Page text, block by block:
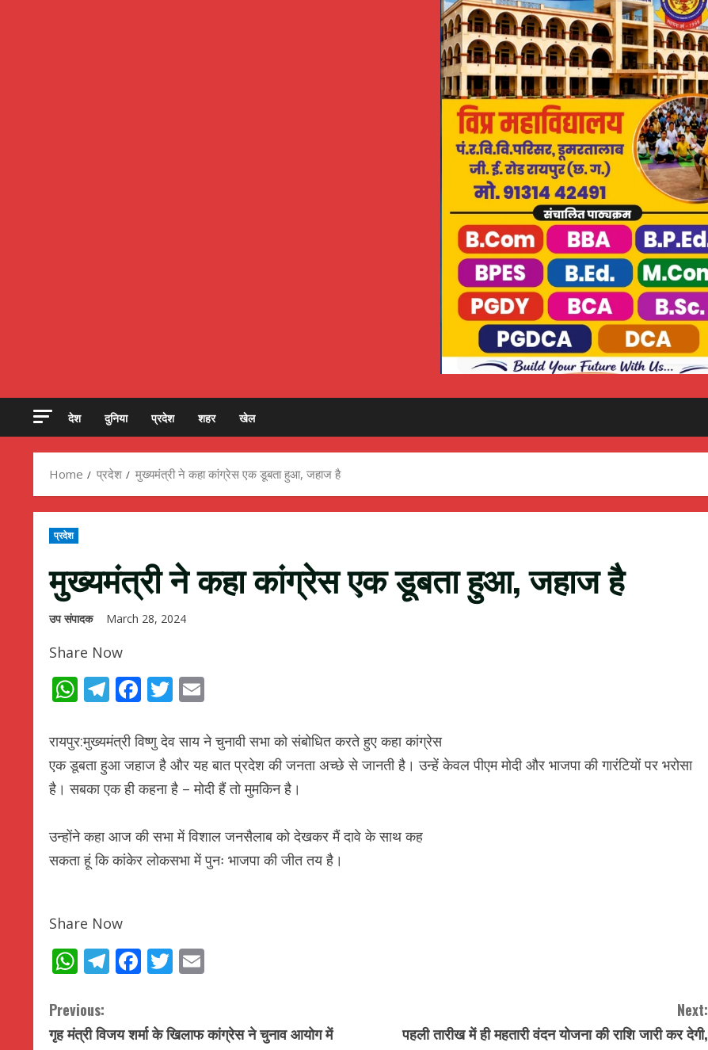
देश दुनिया प्रदेश शहर खेल
Home प्रदेश मुख्यमंत्री ने कहा कांग्रेस एक डूबता हुआ, जहाज है
प्रदेश
मुख्यमंत्री ने कहा कांग्रेस एक डूबता हुआ, जहाज है
उप संपादक March 28, 2024
Share Now
WhatsApp
Telegram
Facebook
Twitter
रायपुर:मुख्यमंत्री विष्णु देव साय ने चुनावी सभा को संबोधित करते हुए कहा कांग्रेस
एक डूबता हुआ जहाज है और यह बात प्रदेश की जनता अच्छे से जानती है। उन्हें केवल पीएम मोदी और भाजपा की गारंटियों पर भरोसा
है। सबका एक ही कहना है – मोदी हैं तो मुमकिन है।
उन्होंने कहाआज की सभा में विशाल जनसैलाब को देखकर मैं दावे के साथ कह
सकता हूं कि कांकेर लोकसभा में पुनः भाजपा की जीत तय है।
Share Now
WhatsApp
Telegram
Facebook
Twitter
C
Previous:
गृह मंत्री विजय शर्मा के खिलाफ कांग्रेस ने चुनाव आयोग में
Next:
पहली तारीख में ही महतारी वंदन योजना की राशि जारी कर देगी,